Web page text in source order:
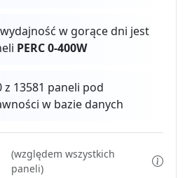
wydajność w gorące dni jest
PERC 0-400W
z 13581 paneli pod
w bazie danych
(względem wszystkich
paneli)